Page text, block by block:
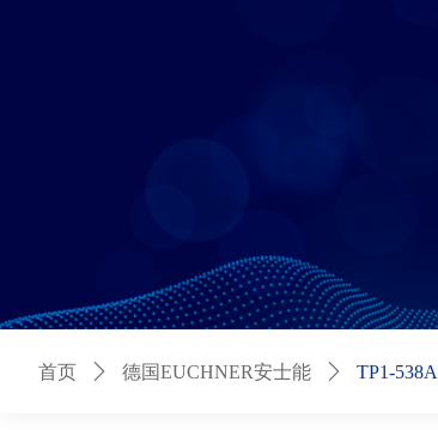
首页 ꄲ 德国EUCHNER安士能 ꄲ TP1-